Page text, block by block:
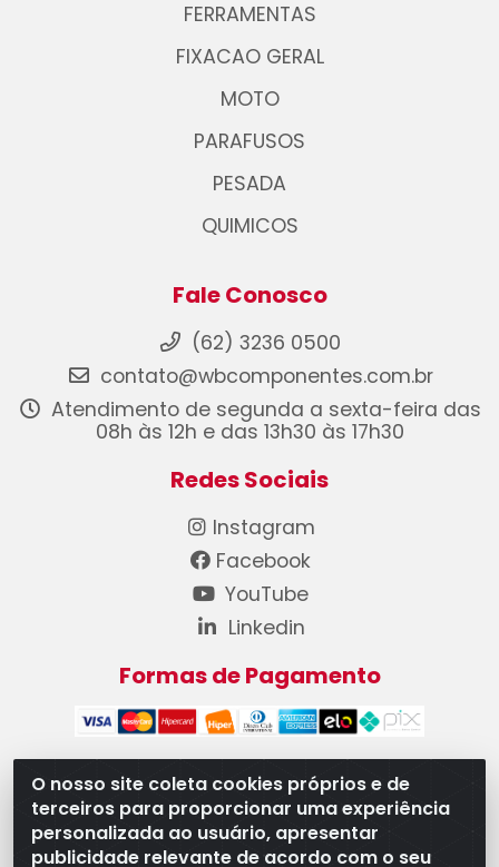
O nosso site coleta cookies próprios e de
terceiros para proporcionar uma experiência
personalizada ao usuário, apresentar
publicidade relevante de acordo com o seu
FERRAMENTAS
FIXACAO GERAL
MOTO
PARAFUSOS
PESADA
QUIMICOS
Fale Conosco
(62) 3236 0500
contato@wbcomponentes.com.br
Atendimento de segunda a sexta-feira das
08h às 12h e das 13h30 às 17h30
Redes Sociais
Instagram
Facebook
YouTube
Linkedin
Formas de Pagamento
WB Componentes Automotivos LTDA - CNPJ
08.528.393/0001-12 - Rua do Níquel, 667 - Parque
Oeste Industrial, Goiânia/GO - CEP 74375-660